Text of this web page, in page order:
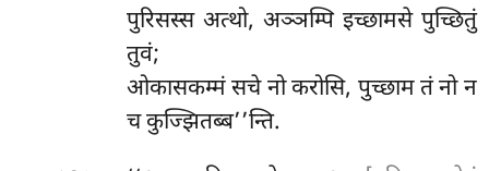
पुरिसस्स अत्थो, अञ्ञम्पि इच्छामसे पुच्छितुं
तुवं;
ओकासकम्मं सचे नो करोसि, पुच्छाम तं नो न
च कुज्झितब्ब’’न्ति.